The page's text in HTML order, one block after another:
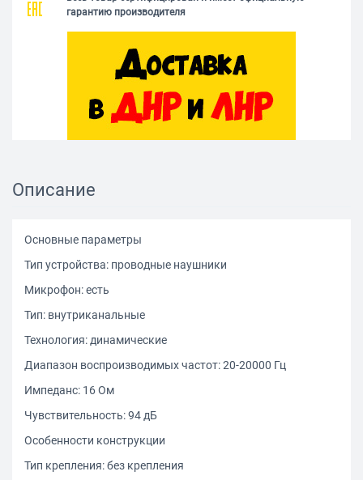
гарантию производителя
Описание
Основные параметры
Тип устройства: проводные наушники
Микрофон: есть
Тип: внутриканальные
Технология: динамические
Диапазон воспроизводимых частот: 20-20000 Гц
Импеданс: 16 Ом
Чувствительность: 94 дБ
Особенности конструкции
Тип крепления: без крепления